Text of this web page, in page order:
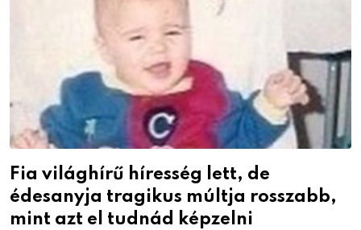
Fia világhírű híresség lett, de
édesanyja tragikus múltja rosszabb,
mint azt el tudnád képzelni